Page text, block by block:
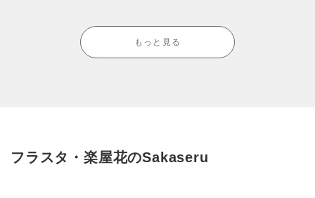
もっと見る
フラスタ・楽屋花のSakaseru